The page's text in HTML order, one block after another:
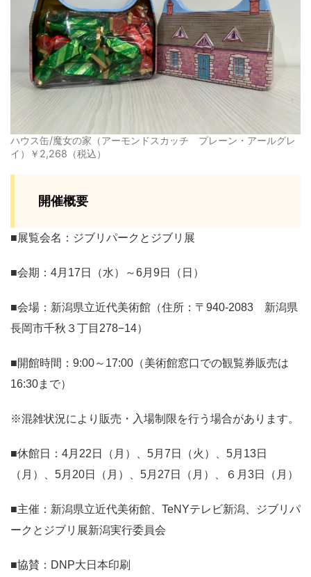
ハウス缶/魔女の家（アーモンドスカッチ プレーン・アールグレ
イ）￥2,268（税込）
開催概要
■展覧会名：ジブリパークとジブリ展
■会期：4月17日（水）～6月9日（日）
■会場：新潟県立近代美術館（住所：〒940-2083 新潟県
長岡市千秋３丁目278−14）
■開館時間：9:00～17:00（美術館窓口での観覧券販売は
16:30まで）
※混雑状況により販売・入場制限を行う場合があります。
■休館日：4月22日（月）、5月7日（火）、5月13日
（月）、5月20日（月）、5月27日（月）、６月3日（月）
■主催：新潟県立近代美術館、TeNYテレビ新潟、ジブリパ
ークとジブリ展新潟実行委員会
■協賛：DNP大日本印刷